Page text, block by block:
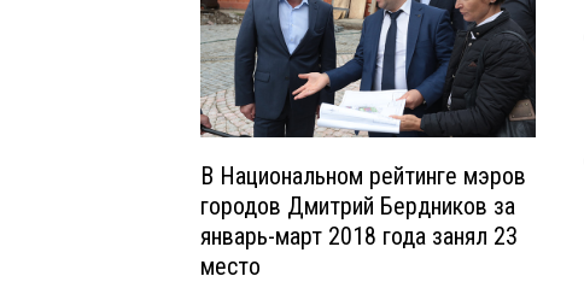
В Национальном рейтинге мэров
городов Дмитрий Бердников за
январь-март 2018 года занял 23
место